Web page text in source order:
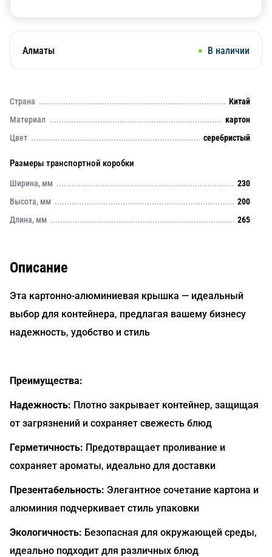
Алматы В наличии
Страна
Китай
Материал
картон
Цвет
серебристый
Размеры транспортной коробки
Ширина, мм
230
Высота, мм
200
Длина, мм
265
Описание
Эта картонно-алюминиевая крышка — идеальный
выбор для контейнера, предлагая вашему бизнесу
надежность, удобство и стиль
Преимущества:
Надежность: Плотно закрывает контейнер, защищая
от загрязнений и сохраняет свежесть блюд
Герметичность: Предотвращает проливание и
сохраняет ароматы, идеально для доставки
Презентабельность: Элегантное сочетание картона и
алюминия подчеркивает стиль упаковки
Экологичность: Безопасная для окружающей среды,
идеально подходит для различных блюд